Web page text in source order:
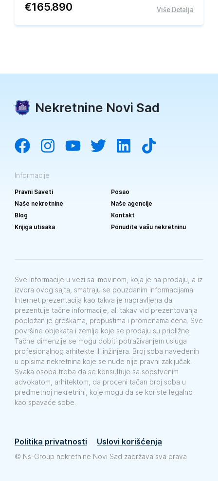
€165.890 Više Detalja
Nekretnine Novi Sad
Informacije
Pravni Saveti
Posao
Naše nekretnine
Naše agencije
Blog
Kontakt
Knjiga utisaka
Ponudite vašu nekretninu
Sve informacije u vezi sa imovinom, koja je na prodaju, a iz
izvora ovog sajta, smatraju se pouzdanim informacijama.
Internet prezentacija kao takva je napravljena da
prezentuje tačne informacije, ali takav vid prezentovanja
podložan je greškama, propustima i promenama cena. Sve
površine objekata i zemlje koje se prodaju su približne.
Tačne dimenzije se mogu dobiti potraživanjem usluga
profesionalnog arhitekte ili inžinjera. Broj soba navedenih
u opisima nekretnina koje se nude nije pravni zaključak.
Svaka osoba treba da se konsultuje sa sopstvenim
advokatom, arhitektom, da proceni tačan broj soba u
predmetnoj nekretnini, koje mogu da se koriste legalno
kao spavaće sobe.
Politika privatnosti Uslovi korišćenja
© Ns-Group nekretnine Novi Sad zadržava sva prava